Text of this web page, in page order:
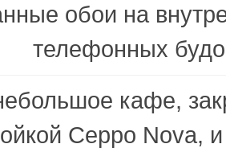
обои на
телефонных
кафе,
Ceppo Nova,